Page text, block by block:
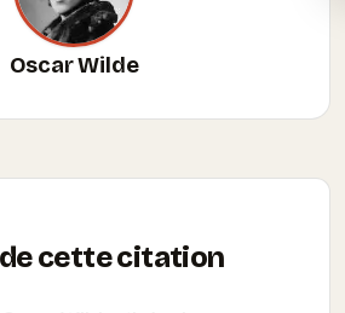
Oscar Wilde
cette citation